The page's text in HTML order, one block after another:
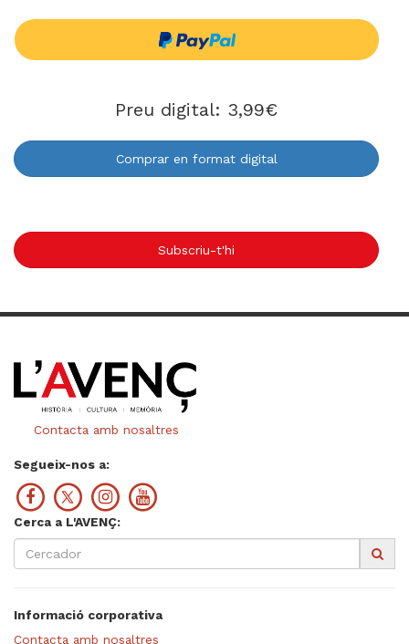
Preu digital: 3,99€
Comprar en format digital
Subscriu-t'hi
Contacta amb nosaltres
Segueix-nos a:
Cerca a L'AVENÇ:
Informació corporativa
Contacta amb nosaltres